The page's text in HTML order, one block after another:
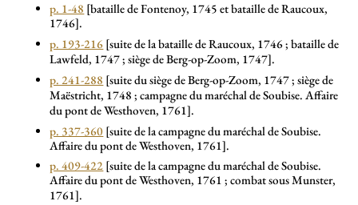
p. 1-48 [bataille de Fontenoy, 1745 et bataille de Raucoux,
1746].
p. 193-216 [suite de la bataille de Raucoux, 1746; bataille de
Lawfeld, 1747; siège de Berg-op-Zoom, 1747].
p. 241-288 [suite du siège de Berg-op-Zoom, 1747; siège de
Maëstricht, 1748 ; campagne du maréchal de Soubise. Affaire
du pont de Westhoven, 1761].
p. 337-360 [suite de la campagne du maréchal de Soubise.
Affaire du pont de Westhoven, 1761].
p. 409-422 [suite de la campagne du maréchal de Soubise.
Affaire du pont de Westhoven, 1761 ; combat sous Munster,
1761].